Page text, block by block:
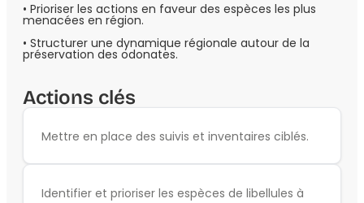
• Prioriser les actions en faveur des espèces les plus
menacées en région.
• Structurer une dynamique régionale autour de la
préservation des odonates.
Actions clés
Mettre en place des suivis et inventaires ciblés.
Identifier et prioriser les espèces de libellules à